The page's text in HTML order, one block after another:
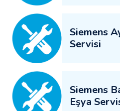
Siemens
Servisi
Siemens
Eşya